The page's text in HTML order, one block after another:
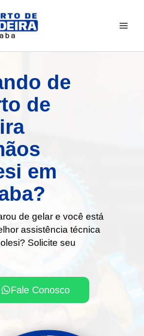
de
de
em
de gelar e você está
assistência técnica
Solicite seu
Fale Conosco